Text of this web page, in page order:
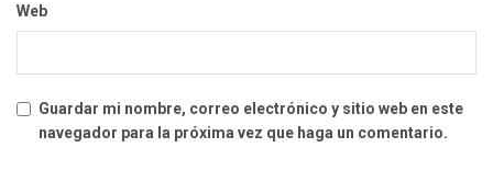
Web
Guardar mi nombre, correo electrónico y sitio web en este
navegador para la próxima vez que haga un comentario.